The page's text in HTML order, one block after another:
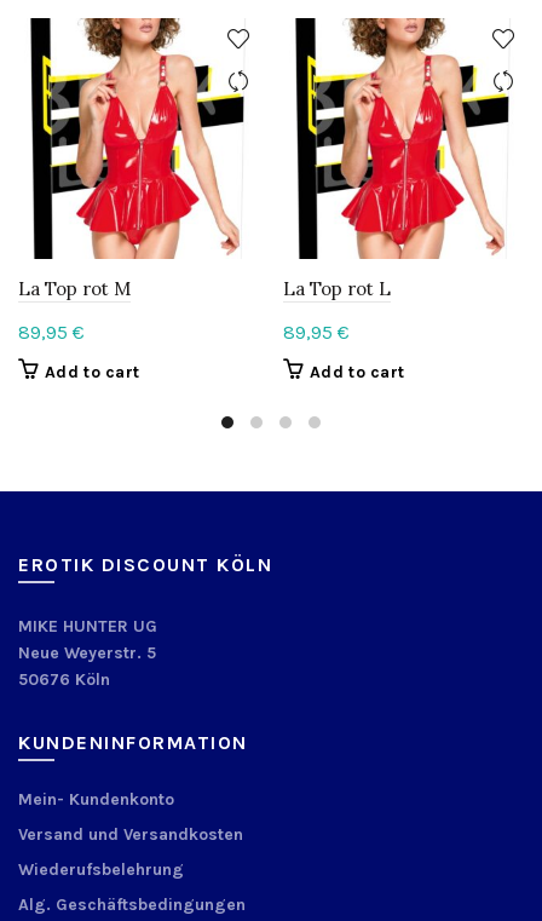
La Top rot M
89,95 €
Add to cart
La Top rot L
89,95 €
Add to cart
EROTIK DISCOUNT KÖLN
MIKE HUNTER UG
Neue Weyerstr. 5
50676 Köln
KUNDENINFORMATION
Mein- Kundenkonto
Versand und Versandkosten
Wiederufsbelehrung
Alg. Geschäftsbedingungen